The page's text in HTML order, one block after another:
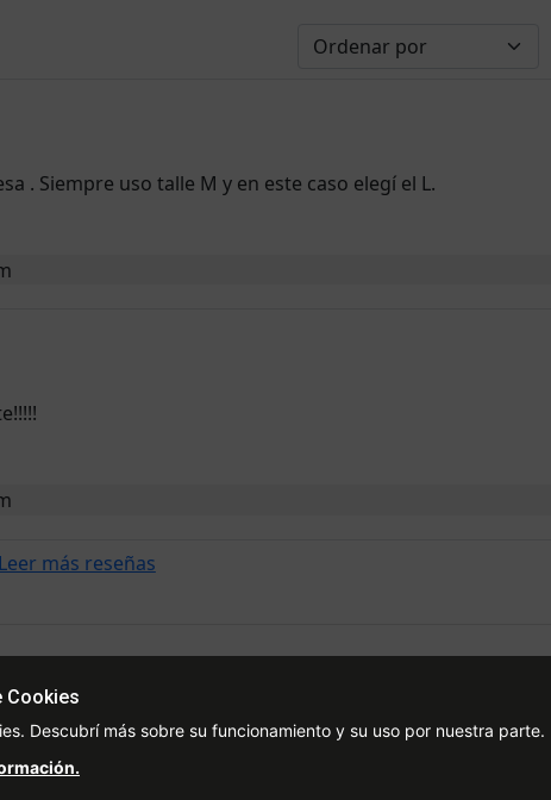
. Siempre uso talle M y en este caso elegí el L.
Leer más reseñas
Condiciones de pago
Facebook
Cookies
Descubrí más sobre su funcionamiento y su uso por nuestra parte.